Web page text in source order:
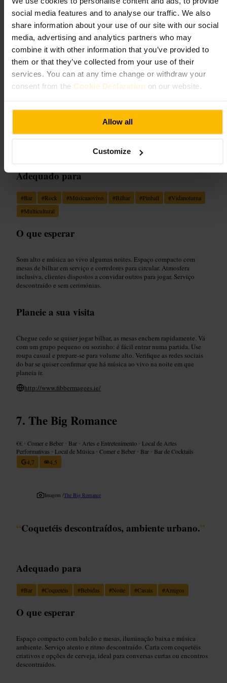
social media features and to analyse our traffic. We also
share information about your use of our site with our social
media, advertising and analytics partners who may
combine it with other information that you’ve provided to
them or that they’ve collected from your use of their
services. You can at any time change or withdraw your
consent from the Cookie Declaration on our website.
Allow all
Customize
https://badbobs.ie/?utm_source=google&utm_medium=organic
Fibber Magees
€€•Comer e Beber•Bar
4,5
4,5
“Rock, bilhar e noites sem formalidades.”
Adequado para
#Bar #Rock #Músicaaovivo #Bilhar #Pinball #Vidanoturna
#Multicultural
O que esperar
Som alto e música ao vivo algumas noites. Espaço compacto com
mesas de bilhar em serviço e corredores para circular. Atmosfera
inclusiva, clientes dispostos a convidar outros para jogar. Serviço
descontraído e sem cerimónias.
Planeie a sua visita
Chegue cedo se quiser jogar bilhar, as mesas enchem rapidamente. Vá
com um grupo pequeno ou sozinho: é fácil entrar numa partida. Use
roupa casual e prepare-se para volume alto. Verifique as redes sociais
do bar se quiser confirmar que há música ao vivo na noite em que
planeia ir.
http://www.fibbermagees.ie/
The Big Romance
€€ •Comer e Beber • Bar • Artes e Entretenimento • Local de Artes
Performativas • Local de Música •Comer e Beber • Bar • Bar de Cocktails
4,7
4,5
Imagem /The Big Romance
“Coquetéis descontraídos, ambiente urbano.”
Adequado para
#Bar #Coquetéis #Bebidas #Noite #Casais #Amigos
O que esperar
Espaço compacto com balcão e mesas, iluminação baixa e música
ambiente. Serviço atento e ritmo descontraído. Carta com coquetéis
criativos e opções de cerveja, ideal para conversas curtas ou encontros
descontraídos.